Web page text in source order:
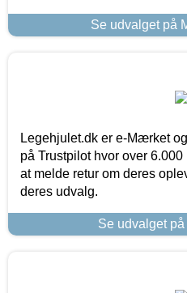
Se udvalget på
Legehjulet.dk er e-Mærket
på Trustpilot hvor over
at melde retur om deres
deres udvalg.
Se udvalget